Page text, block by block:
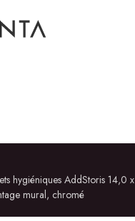
hygiéniques AddStoris 14,0 x
mural, chromé